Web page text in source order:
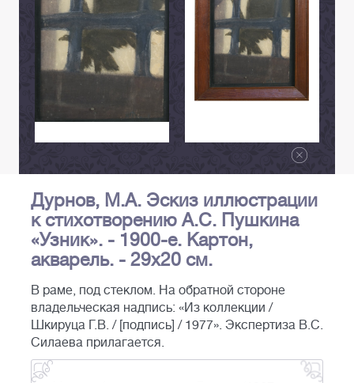
Дурнов, М.А. Эскиз иллюстрации
к стихотворению А.С. Пушкина
«Узник». - 1900-е. Картон,
акварель. - 29х20 см.
В раме, под стеклом. На обратной стороне
владельческая надпись: «Из коллекции /
Шкируца Г.В. / [подпись] / 1977». Экспертиза В.С.
Силаева прилагается.